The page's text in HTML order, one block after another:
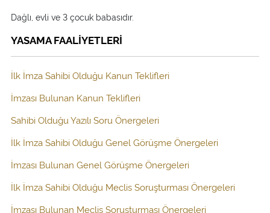
Dağlı, evli ve 3 çocuk babasıdır.
YASAMA FAALİYETLERİ
İlk İmza Sahibi Olduğu Kanun Teklifleri
İmzası Bulunan Kanun Teklifleri
Sahibi Olduğu Yazılı Soru Önergeleri
İlk İmza Sahibi Olduğu Genel Görüşme Önergeleri
İmzası Bulunan Genel Görüşme Önergeleri
İlk İmza Sahibi Olduğu Meclis Soruşturması Önergeleri
İmzası Bulunan Meclis Soruşturması Önergeleri